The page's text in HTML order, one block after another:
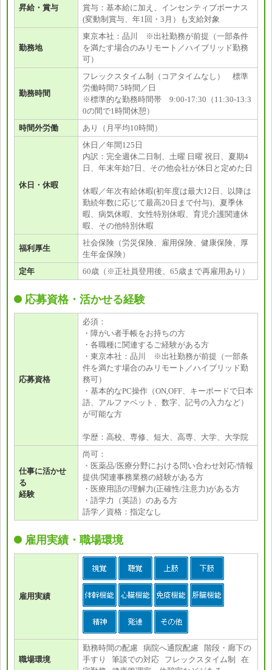
昇給・賞与
賞与：基本給に加え、インセンティブボーナス
(変動制賞与、年1回・3月）も支給対象
勤務地
東京本社：品川 ※出社勤務が前提（一部条件
を満たす場合のみリモート／ハイブリッド勤務
可）
勤務時間
フレックスタイム制（コアタイムなし） 標準
労働時間7.5時間／日
※標準的な勤務時間帯 9:00-17:30（11:30-13:3
0の間で1時間休憩）
時間外労働
あり（月平均10時間）
休日・休暇
休日／年間125日
内訳：完全週休二日制、土曜 日曜 祝日、夏期4
日、年末年始7日、その他会社が休日と定めた日
休暇／年次有給休暇(初年度は最大12日、以降は
勤続年数に応じて最高20日まで付与)、夏季休
暇、病気休暇、女性特別休暇、育児介護関連休
暇、その他特別休暇
福利厚生
社会保険（労災保険、雇用保険、健康保険、厚
生年金保険）
定年
60歳（※正社員登用後、65歳まで再雇用あり）
応募資格・活かせる経験
応募資格
必須：
・障がい者手帳をお持ちの方
・各職種に関連するご経験がある方
・東京本社：品川 ※出社勤務が前提（一部条
件を満たす場合のみリモート／ハイブリッド勤
務可）
・基本的なPC操作（ON,OFF、キーボードで日本
語、アルファベット、数字、記号の入力など）
が可能な方
学歴：高校、専修、短大、高専、大学、大学院
仕事に活かせ
る
経験
尚可：
・医薬品/医療分野における問い合わせ対応/情報
提供/関連事務業務の経験がある方
・医療用語の理解力(正確性/注意力)がある方
・語学力（英語）のある方
語学／資格：指定なし
雇用実績・職場環境
雇用実績
職場環境
勤務時間の配慮 病院へ通院配慮 階段・廊下の
手すり 筆談での対応 フレックスタイム制 在